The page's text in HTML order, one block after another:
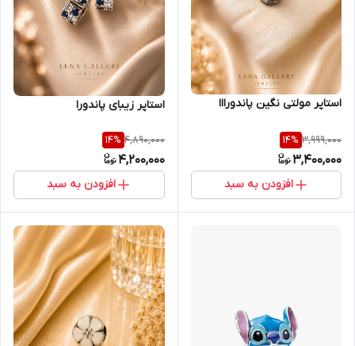
استاپر مولتی نگین پاندورااا
3,999,000
14%
3,400,000
افزودن به سبد
استاپر زیبای پاندورا
4,890,000
14%
4,200,000
افزودن به سبد